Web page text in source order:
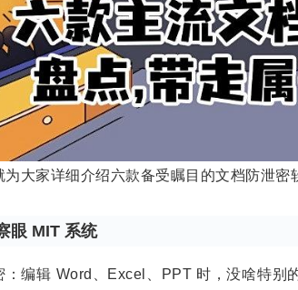
为大家详细介绍六款备受瞩目的文档防泄密
眼 MIT 系统
：编辑 Word、Excel、PPT 时，没啥特别